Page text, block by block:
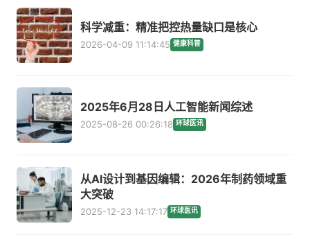
科学减重：精准把控热量缺口是核心
2026-04-09 11:14:45 健康科普
2025年6月28日人工智能新闻综述
2025-08-26 00:26:18 环球医讯
从AI设计到基因编辑：2026年制药领域重
大突破
2025-12-23 14:17:17 环球医讯